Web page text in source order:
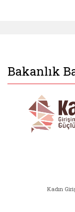
Bakanlık
Kadın